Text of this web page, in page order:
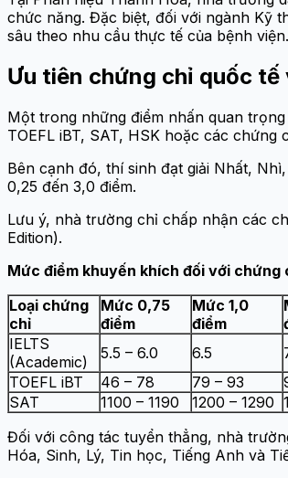
chức năng. Đặc biệt, đối với ngành Kỹ
sâu theo nhu cầu thực tế của bệnh viện.
Ưu tiên chứng chỉ quốc
Một trong những điểm nhấn quan
TOEFL iBT, SAT, HSK hoặc các
Bên cạnh đó, thí sinh đạt giải Nhất,
0,25 đến 3,0 điểm.
Lưu ý, nhà trường chỉ chấp nhận các
Edition).
Mức điểm khuyến khích đối với
Loại chứng
chỉ
Mức 0,75
điểm
Mức 1,0
điểm
IELTS
(Academic)
5.5 – 6.0 6.5
TOEFL iBT
46 – 78 79 – 93
SAT
1100 – 1190 1200 – 1290
Đối với công tác tuyển thẳng, nhà
Hóa, Sinh, Lý, Tin học, Tiếng Anh và